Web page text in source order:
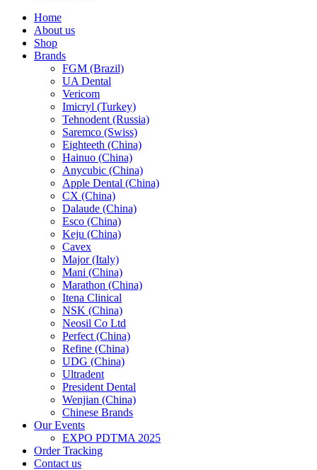
Home
About us
Shop
Brands
FGM (Brazil)
UA Dental
Vericom
Imicryl (Turkey)
Tehnodent (Russia)
Saremco (Swiss)
Eighteeth (China)
Hainuo (China)
Anycubic (China)
Apple Dental (China)
CX (China)
Dalaude (China)
Esco (China)
Keju (China)
Cavex
Major (Italy)
Mani (China)
Marathon (China)
Itena Clinical
NSK (China)
Neosil Co Ltd
Perfect (China)
Refine (China)
UDG (China)
Ultradent
President Dental
Wenjian (China)
Chinese Brands
Our Events
EXPO PDTMA 2025
Order Tracking
Contact us